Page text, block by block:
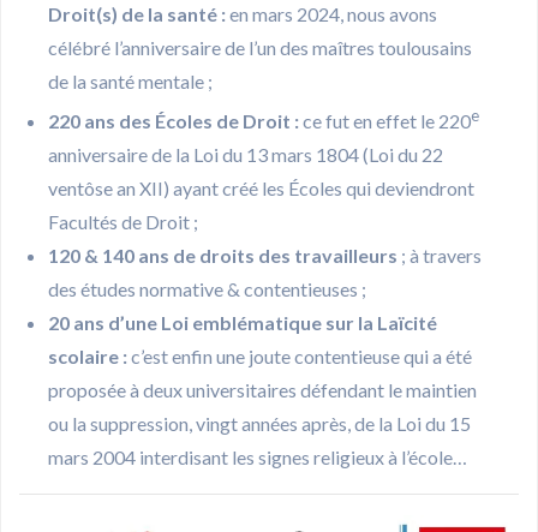
Droit(s) de la santé :en mars 2024, nous avons
célébré l’anniversaire de l’un des maîtres toulousains
de la santé mentale ;
220 ans des Écoles de Droit :ce fut en effet le 220e
anniversaire de la Loi du 13 mars 1804 (Loi du 22
ventôse an XII) ayant créé les Écoles qui deviendront
Facultés de Droit ;
120 & 140 ans de droits des travailleurs ; à travers
des études normative & contentieuses ;
20 ans d’une Loi emblématique sur la Laïcité
scolaire :c’est enfin une joute contentieuse qui a été
proposée à deux universitaires défendant le maintien
ou la suppression, vingt années après, de la Loi du 15
mars 2004 interdisant les signes religieux à l’école…